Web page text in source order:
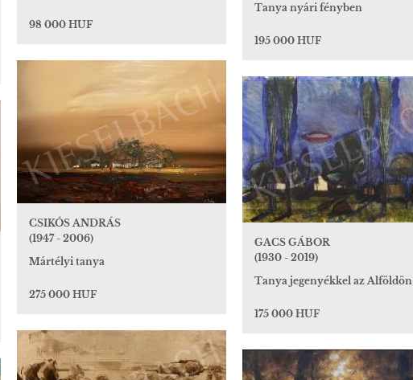
98 000 HUF
Tanya nyári fényben
195 000 HUF
CSIKÓS ANDRÁS
(1947 - 2006)
Mártélyi tanya
275 000 HUF
GACS GÁBOR
(1930 - 2019)
Tanya jegenyékkel az Alföldön
175 000 HUF